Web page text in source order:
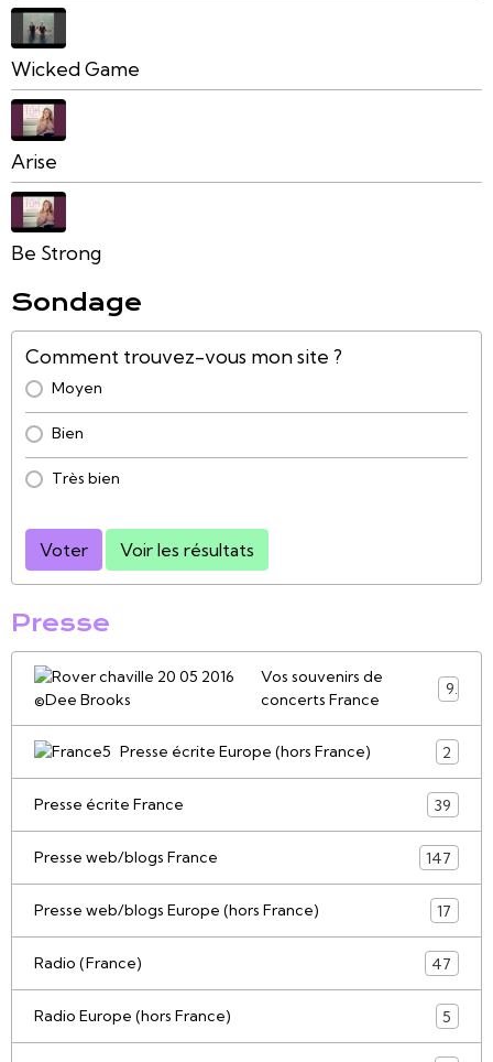
Wicked Game
Arise
Be Strong
Sondage
Comment trouvez-vous mon site ?
Moyen
Bien
Très bien
Voter Voir les résultats
Presse
Vos souvenirs de
concerts France
9
Presse écrite Europe (hors France) 2
Presse écrite France 39
Presse web/blogs France 147
Presse web/blogs Europe (hors France) 17
Radio (France) 47
Radio Europe (hors France) 5